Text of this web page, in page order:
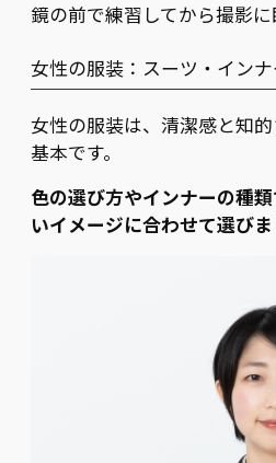
鏡の前で練習してから撮影に
女性の服装：スーツ・イン
女性の服装は、清潔感と知
基本です。
色の選び方やインナーの種
いイメージに合わせて選びま